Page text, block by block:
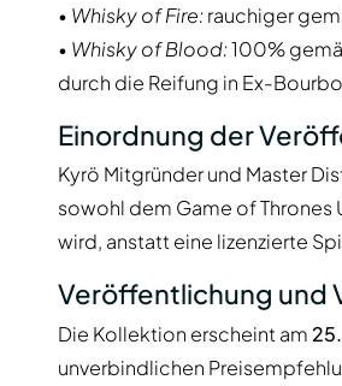
• Whisky of Fire:rauchiger
• Whisky of Blood:100%
durch die Reifung in Ex-
Einordnung der
Kyrö Mitgründer und Master
sowohl dem Game of
wird, anstatt eine lizenzierte
Veröffentlichung und
Die Kollektion erscheint am
unverbindlichen